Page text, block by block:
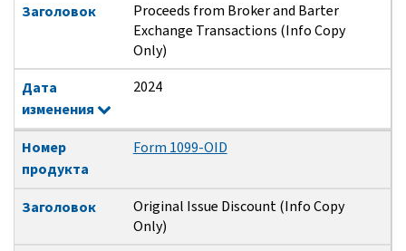
Заголовок
Proceeds from Broker and Barter
Exchange Transactions (Info Copy
Only)
Дата
изменения
2024
Номер
продукта
Form 1099-OID
Заголовок
Original Issue Discount (Info Copy
Only)